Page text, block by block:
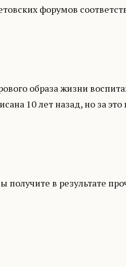
форумов
образа жизни
10 лет назад, но за
в результате